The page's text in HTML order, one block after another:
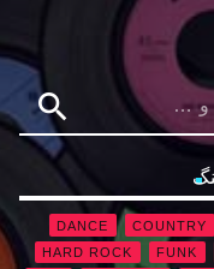
search
COUNTRY
DANCE
FUNK
HARD ROCK